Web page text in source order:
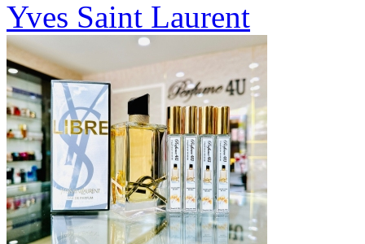
Yves Saint Laurent